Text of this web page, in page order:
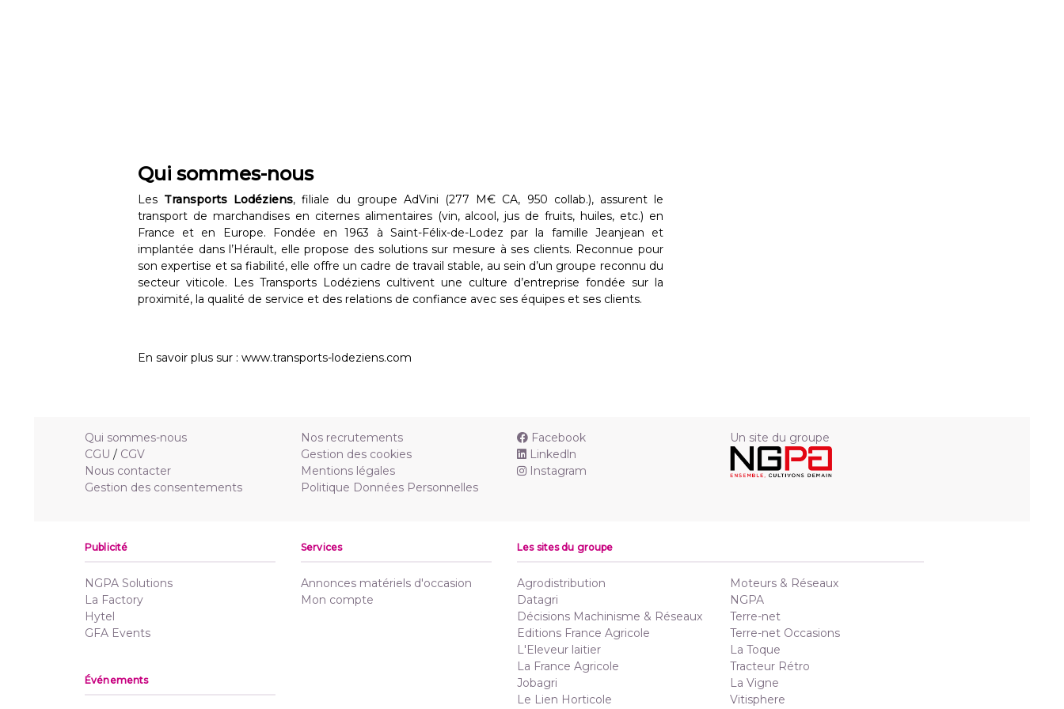
Qui sommes-nous
Les Transports Lodéziens, filiale du groupe AdVini (277 M€ CA, 950 collab.), assurent le
transport de marchandises en citernes alimentaires (vin, alcool, jus de fruits, huiles, etc.) en
France et en Europe. Fondée en 1963 à Saint-Félix-de-Lodez par la famille Jeanjean et
implantée dans l’Hérault, elle propose des solutions sur mesure à ses clients. Reconnue pour
son expertise et sa fiabilité, elle offre un cadre de travail stable, au sein d’un groupe reconnu du
secteur viticole. Les Transports Lodéziens cultivent une culture d’entreprise fondée sur la
proximité, la qualité de service et des relations de confiance avec ses équipes et ses clients.
En savoir plus sur : www.transports-lodeziens.com
Qui sommes-nous
CGU / CGV
Nous contacter
Gestion des consentements
Nos recrutements
Gestion des cookies
Mentions légales
Politique Données Personnelles
Facebook
Linkedln
Instagram
Un site du groupe
Publicité
NGPA Solutions
La Factory
Hytel
GFA Events
Services
Annonces matériels d'occasion
Mon compte
Événements
Les sites du groupe
Agrodistribution
Datagri
Décisions Machinisme & Réseaux
Editions France Agricole
L'Eleveur laitier
La France Agricole
Jobagri
Le Lien Horticole
Moteurs & Réseaux
NGPA
Terre-net
Terre-net Occasions
La Toque
Tracteur Rétro
La Vigne
Vitisphere